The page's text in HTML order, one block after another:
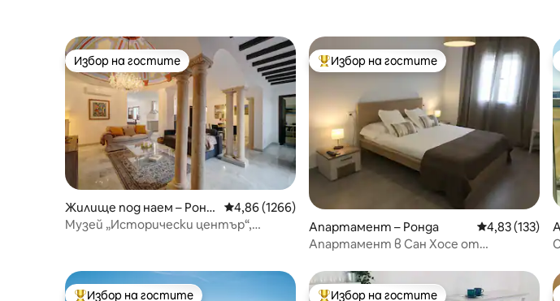
Избор на гостите
Избор на гостите
Жилище под наем – Ронд
а
Средна оценка: 4,86 от 5, 1266 отзива
4,86 (1266)
Музей „Исторически център“,
Най-популярен избор на гостите
Избор на гостите
Апартамент – Ронда Средна
4,83 (133)
Апартамент в Сан Хосе от
Избор на гостите Избор на гостите